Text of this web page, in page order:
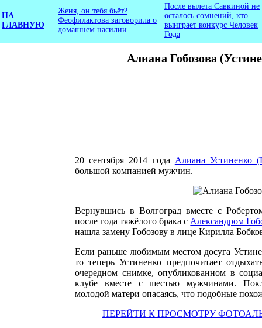
Алиана Гобозова
НА
ГЛАВНУЮ
Женя, он тебя бьёт?
Феофилактова заговорила о
домашнем насилии
После вылета Савкиной не
осталось сомнений, кто
выиграет конкурс Человек
Года
20 сентября 2014 года Алиана Устиненко
большой компанией мужчин.
Вернувшись в Волгоград вместе с
после года тяжёлого брака с Александром
нашла замену Гобозову в лице Кирилла
Если раньше любимым местом досуга
то теперь Устиненко предпочитает
очередном снимке, опубликованном в
клубе вместе с шестью мужчинами.
молодой матери опасаясь, что подобные
ПЕРЕЙТИ К ПРОСМОТРУ